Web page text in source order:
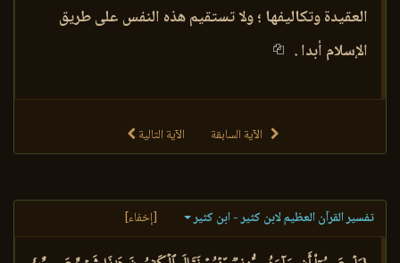
العقيدة وتكاليفها ؛ ولا تستقيم هذه النفس على طريق
الإسلام أبدا .
الآية السابقة الآية التالية
تفسير القرآن العظيم لابن كثير - ابن كثير [إخفاء]